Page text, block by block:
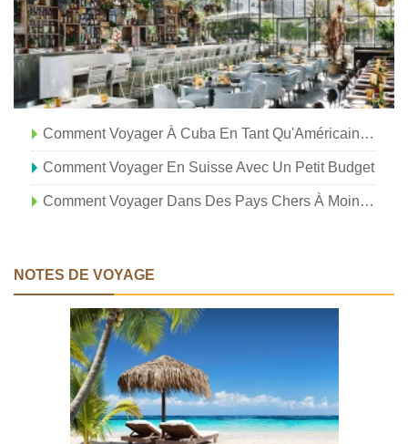
Comment Voyager À Cuba En Tant Qu'Américain En 2021
Comment Voyager En Suisse Avec Un Petit Budget
Comment Voyager Dans Des Pays Chers À Moindre Coût
NOTES DE VOYAGE